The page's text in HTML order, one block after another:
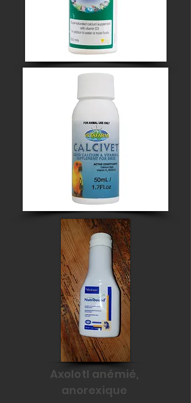
Axolotl anémié,
anorexique